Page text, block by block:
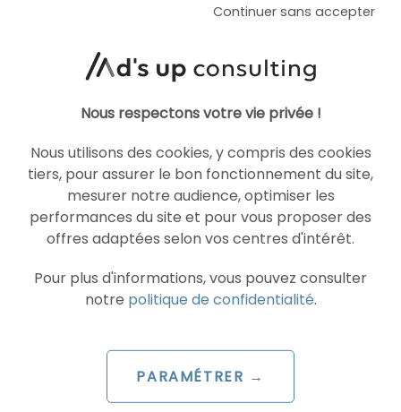
décryptage du lancement
français
Le 20 juillet 2026
LIRE L'ARTICLE
SEA GOOGLE ADS
Continuer sans accepter
Nous respectons votre vie privée !
Nous utilisons des cookies, y compris des cookies
tiers, pour assurer le bon fonctionnement du site,
mesurer notre audience, optimiser les
performances du site et pour vous proposer des
offres adaptées selon vos centres d'intérêt.
Pour plus d'informations, vous pouvez consulter
notre politique de confidentialité.
PARAMÉTRER →